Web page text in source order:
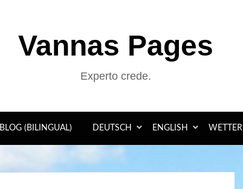
Vannas Pages
Experto crede.
BLOG (BILINGUAL) DEUTSCH ENGLISH WETTER